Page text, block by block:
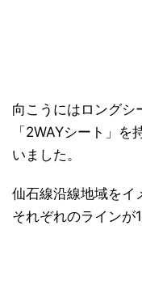
向こうにはロングシ
「2WAYシート」
いました。
仙石線沿線地域をイ
それぞれのラインが